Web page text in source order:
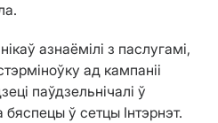
азнаёмілі з паслугамі,
ад кампаніі
паўдзельнічалі ў
ў сетцы Інтэрнэт.